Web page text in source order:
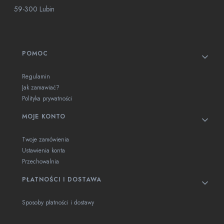
59-300 Lubin
Linki w stopce
POMOC
Regulamin
Jak zamawiać?
Polityka prywatności
MOJE KONTO
Twoje zamówienia
Ustawienia konta
Przechowalnia
PŁATNOŚCI I DOSTAWA
Sposoby płatności i dostawy